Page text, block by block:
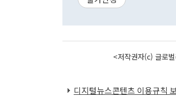
<저작권자(c) 글로
디지털뉴스콘텐츠 이용규칙